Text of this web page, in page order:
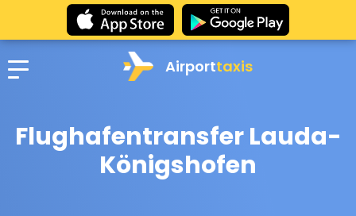
Airporttaxis
Flughafentransfer Lauda-
Königshofen